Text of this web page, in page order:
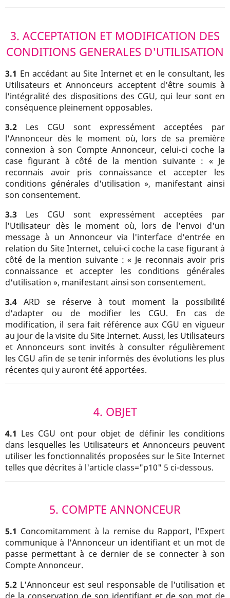
3. ACCEPTATION ET MODIFICATION DES
CONDITIONS GENERALES D'UTILISATION
3.1 En accédant au Site Internet et en le consultant, les
Utilisateurs et Annonceurs acceptent d'être soumis à
l'intégralité des dispositions des CGU, qui leur sont en
conséquence pleinement opposables.
3.2 Les CGU sont expressément acceptées par
l'Annonceur dès le moment où, lors de sa première
connexion à son Compte Annonceur, celui-ci coche la
case figurant à côté de la mention suivante : « Je
reconnais avoir pris connaissance et accepter les
conditions générales d'utilisation », manifestant ainsi
son consentement.
3.3 Les CGU sont expressément acceptées par
l'Utilisateur dès le moment où, lors de l'envoi d'un
message à un Annonceur via l'interface d'entrée en
relation du Site Internet, celui-ci coche la case figurant à
côté de la mention suivante : « Je reconnais avoir pris
connaissance et accepter les conditions générales
d'utilisation », manifestant ainsi son consentement.
3.4 ARD se réserve à tout moment la possibilité
d'adapter ou de modifier les CGU. En cas de
modification, il sera fait référence aux CGU en vigueur
au jour de la visite du Site Internet. Aussi, les Utilisateurs
et Annonceurs sont invités à consulter régulièrement
les CGU afin de se tenir informés des évolutions les plus
récentes qui y auront été apportées.
4. OBJET
4.1 Les CGU ont pour objet de définir les conditions
dans lesquelles les Utilisateurs et Annonceurs peuvent
utiliser les fonctionnalités proposées sur le Site Internet
telles que décrites à l'article class="p10" 5 ci-dessous.
5. COMPTE ANNONCEUR
5.1 Concomitamment à la remise du Rapport, l'Expert
communique à l'Annonceur un identifiant et un mot de
passe permettant à ce dernier de se connecter à son
Compte Annonceur.
5.2 L'Annonceur est seul responsable de l'utilisation et